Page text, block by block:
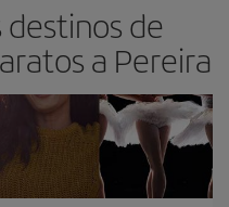
de
a Pereira